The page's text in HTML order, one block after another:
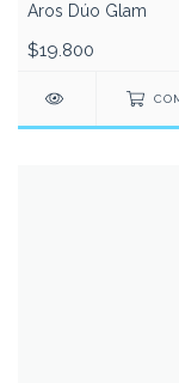
Aros Dúo Glam
$19.800